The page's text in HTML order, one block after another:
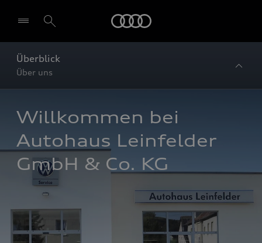
Überblick
Über uns
Willkommen bei
Autohaus Leinfelder
GmbH & Co. KG